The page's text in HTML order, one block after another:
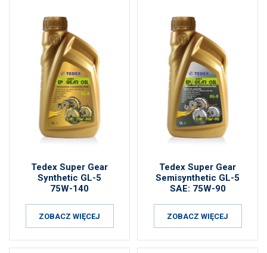
Tedex Super Gear
Synthetic GL-5
75W-140
ZOBACZ WIĘCEJ
Tedex Super Gear
Semisynthetic GL-5
SAE: 75W-90
ZOBACZ WIĘCEJ